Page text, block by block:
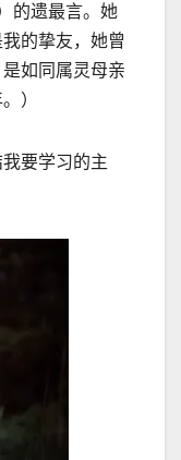
的遗最言。她
的挚友，她曾
如同属灵母亲
）
要学习的主